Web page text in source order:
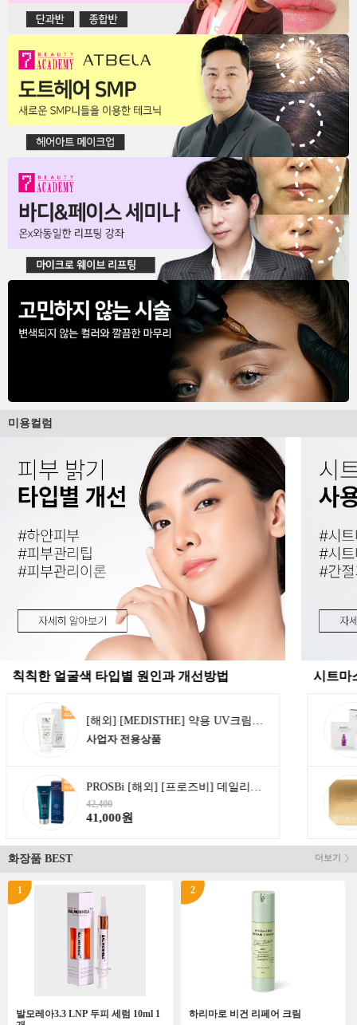
미용컬럼
칙칙한 얼굴색 타입별 원인과 개선방법
사업자 전용상품
42,400
41,000원
시트마
화장품 BEST 더보기
1
발모레아3.3 LNP 두피 세럼 10ml 1
2
하리마로 비건 리페어 크림